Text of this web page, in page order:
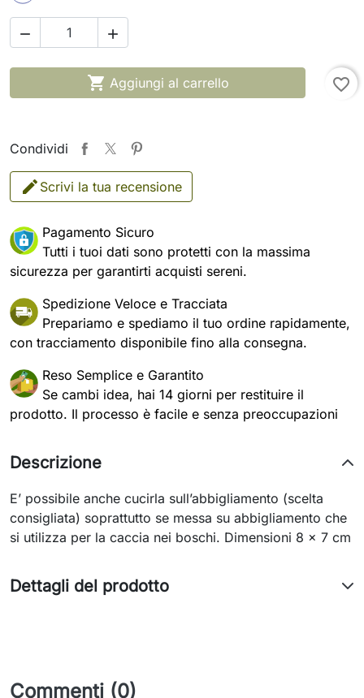
 
 Aggiungi al carrello favorite_border
Condividi
Scrivi la tua recensione
Pagamento Sicuro
Tutti i tuoi dati sono protetti con la massima
sicurezza per garantirti acquisti sereni.
Spedizione Veloce e Tracciata
Prepariamo e spediamo il tuo ordine rapidamente,
con tracciamento disponibile fino alla consegna.
Reso Semplice e Garantito
Se cambi idea, hai 14 giorni per restituire il
prodotto. Il processo è facile e senza preoccupazioni
Descrizione
E’ possibile anche cucirla sull’abbigliamento (scelta
consigliata) soprattutto se messa su abbigliamento che
si utilizza per la caccia nei boschi. Dimensioni 8 x 7 cm
Dettagli del prodotto
Commenti (0)